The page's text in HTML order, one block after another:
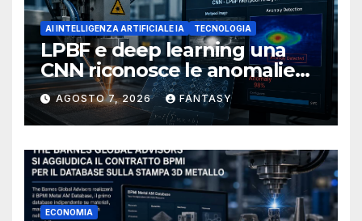
AI INTELLIGENZA ARTIFICIALE IA TECNOLOGIA
LPBF e deep learning una
CNN riconosce le anomalie
del bagno di fusione
AGOSTO 7, 2026 FANTASY
ECONOMIA